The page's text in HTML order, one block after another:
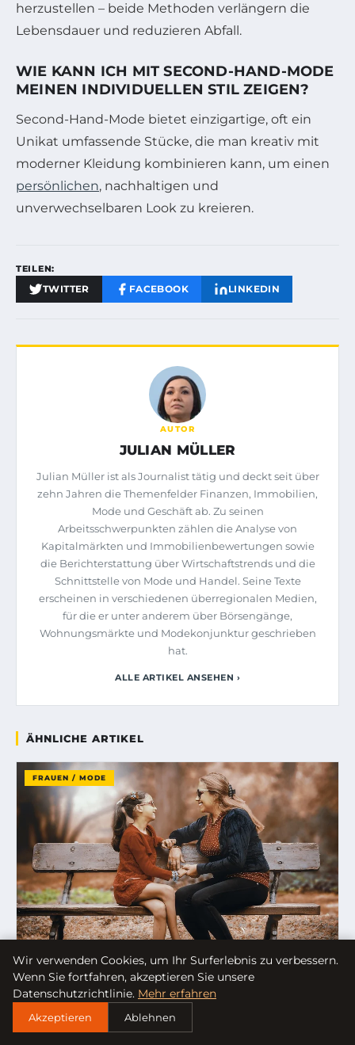
herzustellen – beide Methoden verlängern die
Lebensdauer und reduzieren Abfall.
WIE KANN ICH MIT SECOND-HAND-MODE
MEINEN INDIVIDUELLEN STIL ZEIGEN?
Second-Hand-Mode bietet einzigartige, oft ein
Unikat umfassende Stücke, die man kreativ mit
moderner Kleidung kombinieren kann, um einen
persönlichen, nachhaltigen und
unverwechselbaren Look zu kreieren.
TEILEN:
TWITTER FACEBOOK LINKEDIN
AUTOR
JULIAN MÜLLER
Julian Müller ist als Journalist tätig und deckt seit über
zehn Jahren die Themenfelder Finanzen, Immobilien,
Mode und Geschäft ab. Zu seinen
Arbeitsschwerpunkten zählen die Analyse von
Kapitalmärkten und Immobilienbewertungen sowie
die Berichterstattung über Wirtschaftstrends und die
Schnittstelle von Mode und Handel. Seine Texte
erscheinen in verschiedenen überregionalen Medien,
für die er unter anderem über Börsengänge,
Wohnungsmärkte und Modekonjunktur geschrieben
hat.
ALLE ARTIKEL ANSEHEN ›
ÄHNLICHE ARTIKEL
FRAUEN / MODE
17. APRIL 2026
SCHMINKFEHLER VERMEIDEN: HÄUFIGE PANNEN
Wir verwenden Cookies, um Ihr Surferlebnis zu verbessern.
Wenn Sie fortfahren, akzeptieren Sie unsere
Datenschutzrichtlinie. Mehr erfahren
Akzeptieren Ablehnen